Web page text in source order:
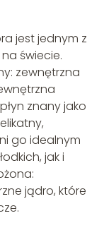
jest jednym z
świecie.
zewnętrzna
znany jako
go idealnym
jak i
jądro, które